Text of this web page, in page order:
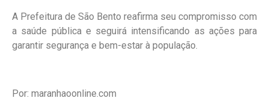
A Prefeitura de São Bento reafirma seu compromisso com
a saúde pública e seguirá intensificando as ações para
garantir segurança e bem-estar à população.
Por: maranhaoonline.com